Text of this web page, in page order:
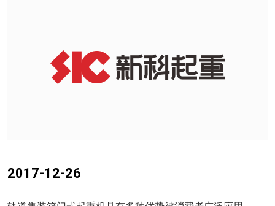
2017-12-26